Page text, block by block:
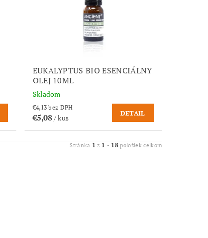
EUKALYPTUS BIO ESENCIÁLNY
OLEJ 10ML
Skladom
€4,13 bez DPH
€5,08/ kus
DETAIL
Stránka 1 z 1 - 18 položiek celkom